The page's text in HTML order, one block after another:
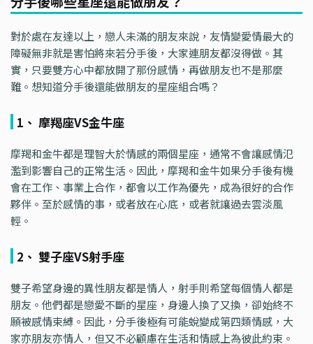
對於處在友達以上，戀人未滿的朋友來說，友情變愛情最大的
障礙無非就是害怕將來若分手後，大家連朋友都沒得做。其
實，只要雙方心中都放開了那份感情，再做朋友也不是那麼
難。想知道分手後還能做朋友的星座組合嗎？
1、 摩羯座VS金牛座
摩羯和金牛都是理智大於情感的兩個星座，通常不會讓感情氾
濫到影響自己的正常生活。因此，摩羯和金牛如果分手後有機
會在工作、事業上合作，都會以工作為優先，成為很好的合作
夥伴。至於感情的事，或者放在心底，或者就讓過去雲淡風
輕。
2、 雙子座VS射手座
雙子希望身邊的異性朋友都是情人，射手則希望每個情人都是
朋友。他們都是戀愛不斷的星座，身邊人換了又換，卻始終不
願被感情束縛。因此，分手後極有可能蛻變成第四類情感，大
家亦朋友亦情人，但又不必顧慮在生活和情感上為彼此約束。